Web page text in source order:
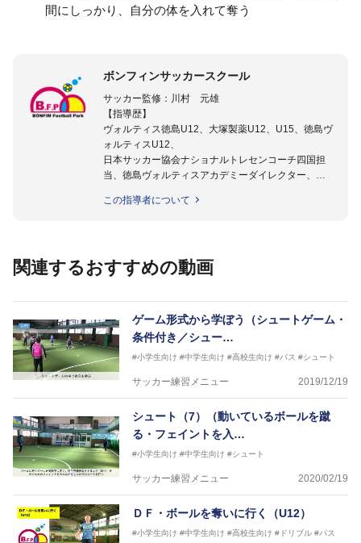
間にしっかり、自分の体を入れて奪う
ボンフィンサッカースクール
サッカー監修：川村 元雄
【指導歴】
ヴォルティス徳島U12、大塚製薬U12、U15、徳島ヴ
ォルティスU12、
日本サッカー協会ナショナルトレセンコーチ四国担
当、徳島ヴォルティスアカデミーダイレクター、
日本サッカー協会公認B級養成講習会インストラクタ
協会公認キッズリーダーチーフインストラクター
【指導歴】
FリーグU23選抜監督、ミャンマー女子フットサル代
表監督
日本サッカー協会フットサルインストラクター、AFC
（アジアサッカー連盟）フットサルインストラクター
【資格】
ットサルB級コーチライセンス
横山 哲久
【指導歴】
ASV ペスカドーラ町田 監督、FC VIGORE 監督
日本サッカー協会公認B級ライセンス・日本サッカー
協会公認フットサルB級ライセンス
この指導者について
関連するおすすめの動画
ゲーム形式から学ぼう（シュートゲーム・
条件付き／シュー…
#小学生向け #中学生向け #高校生向け #パス #シュート
サッカー練習メニュー 2019/12/19
シュート（7）（動いているボールを蹴
る・フェイントを入…
#小学生向け #中学生向け #シュート
サッカー練習メニュー 2020/02/19
ＤＦ・ボールを奪いに行く（U12）
#小学生向け #中学生向け #高校生向け #ドリブル #パス